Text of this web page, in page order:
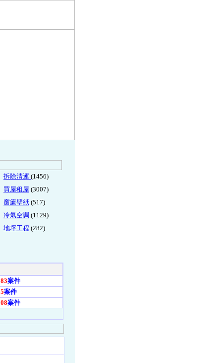
拆除清運 (1456)
買屋租屋 (3007)
窗簾壁紙 (517)
冷氣空調 (1129)
地坪工程 (282)
案件
案件
案件